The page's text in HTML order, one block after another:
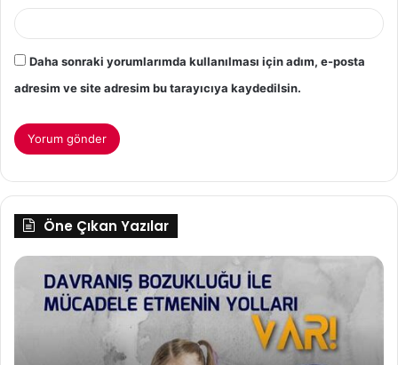
Daha sonraki yorumlarımda kullanılması için adım, e-posta
adresim ve site adresim bu tarayıcıya kaydedilsin.
Öne Çıkan Yazılar
Çocuklarda
Davranışsal
Problemleri